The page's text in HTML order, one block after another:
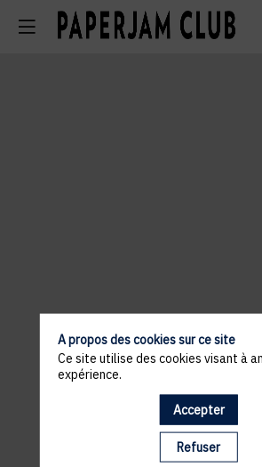
Il manque du contenu : rafraichissez
A propos des cookies sur ce site
Ce site utilise des cookies visant à
expérience.
Accepter
Refuser